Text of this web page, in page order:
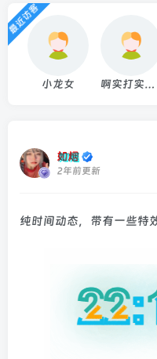
最近访客
小龙女 啊实打实大大
如烟
2年前更新
纯时间动态，带有一些特